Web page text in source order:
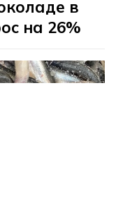
в
на 26%